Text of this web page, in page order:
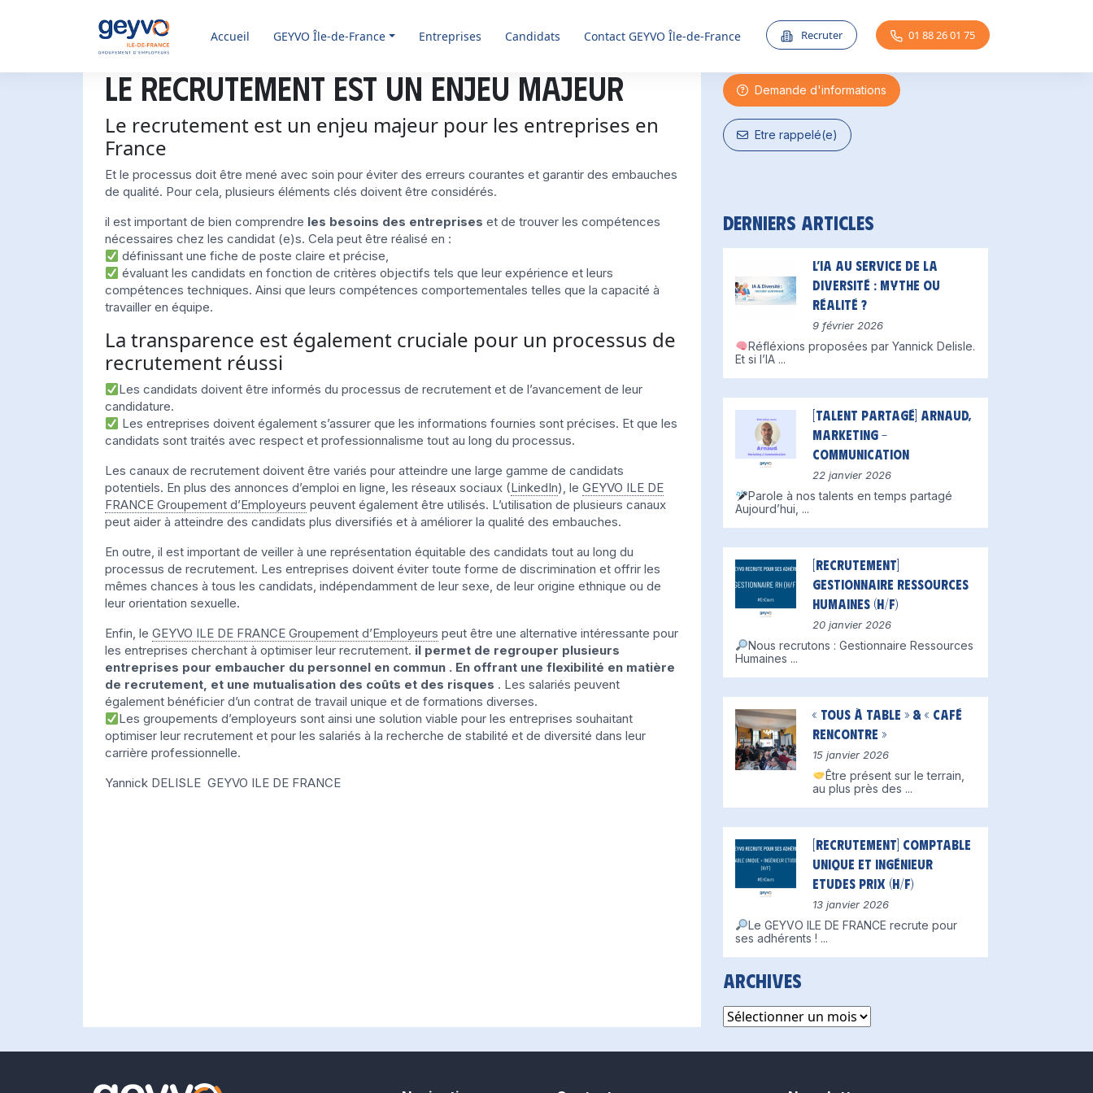
Accueil GEYVOÎle-de-France Entreprises Candidats Contact GEYVO Île-de-France Recruter 01 88 26 01 75
Le recrutement est un enjeu majeur
Le recrutement est un enjeu majeur pour les entreprises en
France
Et le processus doit être mené avec soin pour éviter des erreurs courantes et garantir des embauches
de qualité. Pour cela, plusieurs éléments clés doivent être considérés.
il est important de bien comprendre les besoins des entreprises et de trouver les compétences
nécessaires chez les candidat (e)s. Cela peut être réalisé en :
définissant une fiche de poste claire et précise,
évaluant les candidats en fonction de critères objectifs tels que leur expérience et leurs
compétences techniques. Ainsi que leurs compétences comportementales telles que la capacité à
travailler en équipe.
La transparence est également cruciale pour un processus de
recrutement réussi
Les candidats doivent être informés du processus de recrutement et de l’avancement de leur
candidature.
Les entreprises doivent également s’assurer que les informations fournies sont précises. Et que les
candidats sont traités avec respect et professionnalisme tout au long du processus.
Les canaux de recrutement doivent être variés pour atteindre une large gamme de candidats
potentiels. En plus des annonces d’emploi en ligne, les réseaux sociaux (LinkedIn), le GEYVO ILE DE
FRANCE Groupement d’Employeurs peuvent également être utilisés. L’utilisation de plusieurs canaux
peut aider à atteindre des candidats plus diversifiés et à améliorer la qualité des embauches.
En outre, il est important de veiller à une représentation équitable des candidats tout au long du
processus de recrutement. Les entreprises doivent éviter toute forme de discrimination et offrir les
mêmes chances à tous les candidats, indépendamment de leur sexe, de leur origine ethnique ou de
leur orientation sexuelle.
Enfin, le GEYVO ILE DE FRANCE Groupement d’Employeurs peut être une alternative intéressante pour
les entreprises cherchant à optimiser leur recrutement. il permet de regrouper plusieurs
entreprises pour embaucher du personnel en commun . En offrant une flexibilité en matière
de recrutement, et une mutualisation des coûts et des risques . Les salariés peuvent
également bénéficier d’un contrat de travail unique et de formations diverses.
Les groupements d’employeurs sont ainsi une solution viable pour les entreprises souhaitant
optimiser leur recrutement et pour les salariés à la recherche de stabilité et de diversité dans leur
carrière professionnelle.
Yannick DELISLE GEYVO ILE DE FRANCE
Une question ?
Demande d'informations
Etre rappelé(e)
Derniers articles
L’IA au service de la
diversité : mythe ou
réalité ?
9 février 2026
Réfléxions proposées par Yannick Delisle.
Et si l’IA ...
[Talent partagé] Arnaud,
Marketing –
Communication
22 janvier 2026
Parole à nos talents en temps partagé
Aujourd’hui, ...
[Recrutement]
Gestionnaire Ressources
Humaines (H/F)
20 janvier 2026
Nous recrutons : Gestionnaire Ressources
Humaines ...
« Tous à table » & « Café
Rencontre »
15 janvier 2026
Être présent sur le terrain,
au plus près des ...
[Recrutement] Comptable
unique et Ingénieur
Etudes Prix (H/F)
13 janvier 2026
Le GEYVO ILE DE FRANCE recrute pour
ses adhérents ! ...
Archives
Archives